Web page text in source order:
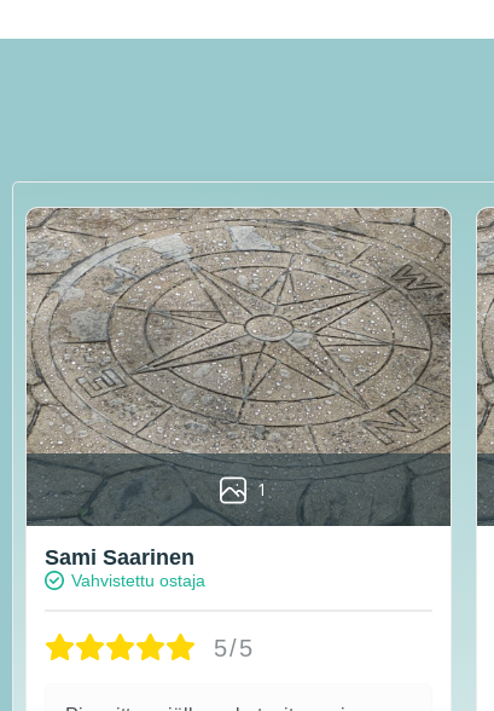
1
Sami Saarinen
Vahvistettu ostaja
5/5